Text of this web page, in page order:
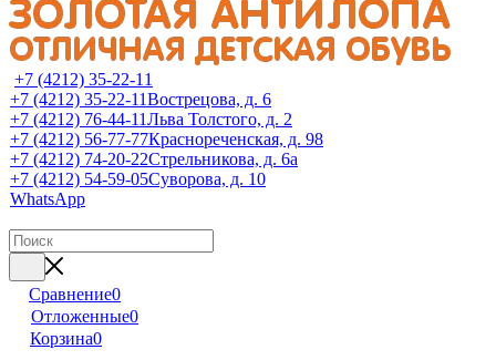
+7 (4212) 35-22-11
+7 (4212) 35-22-11Вострецова, д. 6
+7 (4212) 76-44-11Льва Толстого, д. 2
+7 (4212) 56-77-77Краснореченская, д. 98
+7 (4212) 74-20-22Стрельникова, д. 6а
+7 (4212) 54-59-05Суворова, д. 10
WhatsApp
Сравнение0
Отложенные0
Корзина0